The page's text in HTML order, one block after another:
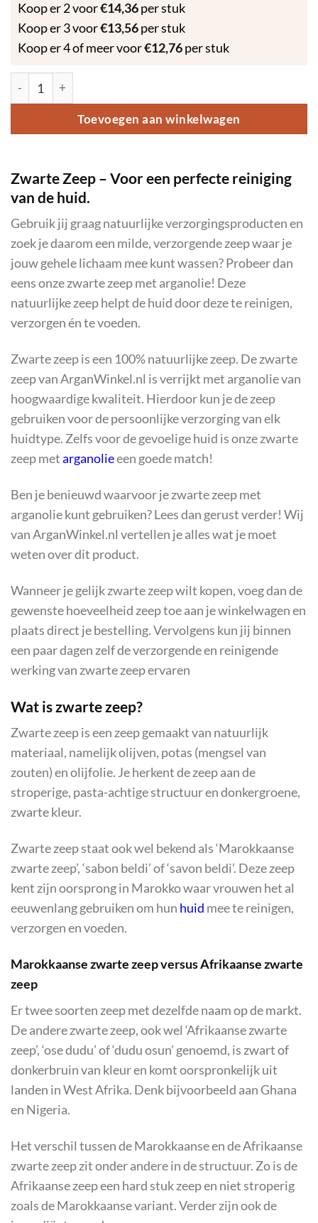
Koop er 2 voor€14,36per stuk
Koop er 3 voor€13,56per stuk
Koop er 4 of meer voor€12,76per stuk
Zwarte Zeep met Arganolie 250 gram aantal
Toevoegen aan winkelwagen
Zwarte Zeep – Voor een perfecte reiniging
van de huid.
Gebruik jij graag natuurlijke verzorgingsproducten en
zoek je daarom een milde, verzorgende zeep waar je
jouw gehele lichaam mee kunt wassen? Probeer dan
eens onze zwarte zeep met arganolie! Deze
natuurlijke zeep helpt de huid door deze te reinigen,
verzorgen én te voeden.
Zwarte zeep is een 100% natuurlijke zeep. De zwarte
zeep van ArganWinkel.nl is verrijkt met arganolie van
hoogwaardige kwaliteit. Hierdoor kun je de zeep
gebruiken voor de persoonlijke verzorging van elk
huidtype. Zelfs voor de gevoelige huid is onze zwarte
zeep metarganolieeen goede match!
Ben je benieuwd waarvoor je zwarte zeep met
arganolie kunt gebruiken? Lees dan gerust verder! Wij
van ArganWinkel.nl vertellen je alles wat je moet
weten over dit product.
Wanneer je gelijk zwarte zeep wilt kopen, voeg dan de
gewenste hoeveelheid zeep toe aan je winkelwagen en
plaats direct je bestelling. Vervolgens kun jij binnen
een paar dagen zelf de verzorgende en reinigende
werking van zwarte zeep ervaren
Wat is zwarte zeep?
Zwarte zeep is een zeep gemaakt van natuurlijk
materiaal, namelijk olijven, potas (mengsel van
zouten) en olijfolie. Je herkent de zeep aan de
stroperige, pasta-achtige structuur en donkergroene,
zwarte kleur.
Zwarte zeep staat ook wel bekend als ‘Marokkaanse
zwarte zeep’, ‘sabon beldi’ of ‘savon beldi’. Deze zeep
kent zijn oorsprong in Marokko waar vrouwen het al
eeuwenlang gebruiken om hun huid mee te reinigen,
verzorgen en voeden.
Marokkaanse zwarte zeep versus Afrikaanse zwarte
zeep
Er twee soorten zeep met dezelfde naam op de markt.
De andere zwarte zeep, ook wel ‘Afrikaanse zwarte
zeep’, ‘ose dudu’ of ‘dudu osun’ genoemd, is zwart of
donkerbruin van kleur en komt oorspronkelijk uit
landen in West Afrika. Denk bijvoorbeeld aan Ghana
en Nigeria.
Het verschil tussen de Marokkaanse en de Afrikaanse
zwarte zeep zit onder andere in de structuur. Zo is de
Afrikaanse zeep een hard stuk zeep en niet stroperig
zoals de Marokkaanse variant. Verder zijn ook de